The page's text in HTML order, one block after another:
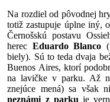
Na rozdiel od pôvodnej
totiž zastupuje úplne iný,
Černošskú postavu
herec Eduardo Blanco
biely). Sú to teda dvaja
Buenos Aires, ktorí
na lavičke v parku. Až
znejúce mená) sa však
neznámi z parkuje